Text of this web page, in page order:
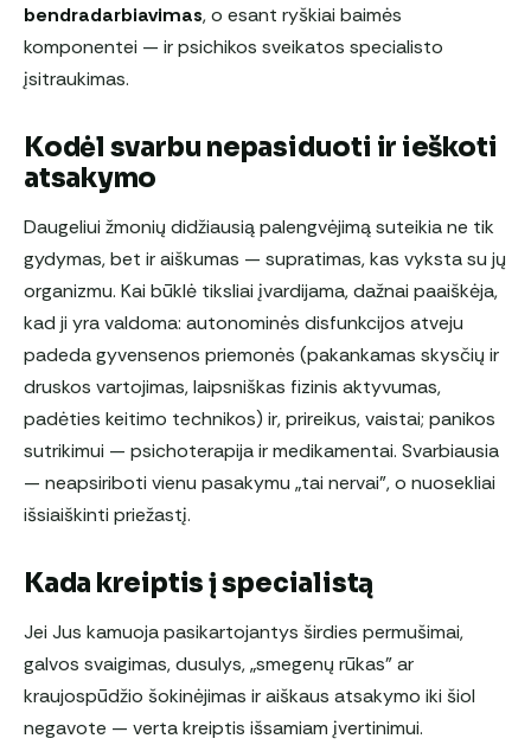
bendradarbiavimas, o esant ryškiai baimės
komponentei — ir psichikos sveikatos specialisto
įsitraukimas.
Kodėl svarbu nepasiduoti ir ieškoti
atsakymo
Daugeliui žmonių didžiausią palengvėjimą suteikia ne tik
gydymas, bet ir aiškumas — supratimas, kas vyksta su jų
organizmu. Kai būklė tiksliai įvardijama, dažnai paaiškėja,
kad ji yra valdoma: autonominės disfunkcijos atveju
padeda gyvensenos priemonės (pakankamas skysčių ir
druskos vartojimas, laipsniškas fizinis aktyvumas,
padėties keitimo technikos) ir, prireikus, vaistai; panikos
sutrikimui — psichoterapija ir medikamentai. Svarbiausia
— neapsiriboti vienu pasakymu „tai nervai”, o nuosekliai
išsiaiškinti priežastį.
Kada kreiptis į specialistą
Jei Jus kamuoja pasikartojantys širdies permušimai,
galvos svaigimas, dusulys, „smegenų rūkas” ar
kraujospūdžio šokinėjimas ir aiškaus atsakymo iki šiol
negavote — verta kreiptis išsamiam įvertinimui.